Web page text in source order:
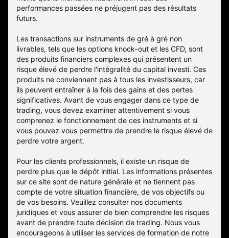
performances passées ne préjugent pas des résultats
futurs.
Les transactions sur instruments de gré à gré non
livrables, tels que les options knock-out et les CFD, sont
des produits financiers complexes qui présentent un
risque élevé de perdre l'intégralité du capital investi. Ces
produits ne conviennent pas à tous les investisseurs, car
ils peuvent entraîner à la fois des gains et des pertes
significatives. Avant de vous engager dans ce type de
trading, vous devez examiner attentivement si vous
comprenez le fonctionnement de ces instruments et si
vous pouvez vous permettre de prendre le risque élevé de
perdre votre argent.
Pour les clients professionnels, il existe un risque de
perdre plus que le dépôt initial. Les informations présentes
sur ce site sont de nature générale et ne tiennent pas
compte de votre situation financière, de vos objectifs ou
de vos besoins. Veuillez consulter nos documents
juridiques et vous assurer de bien comprendre les risques
avant de prendre toute décision de trading. Nous vous
encourageons à utiliser les services de formation de notre